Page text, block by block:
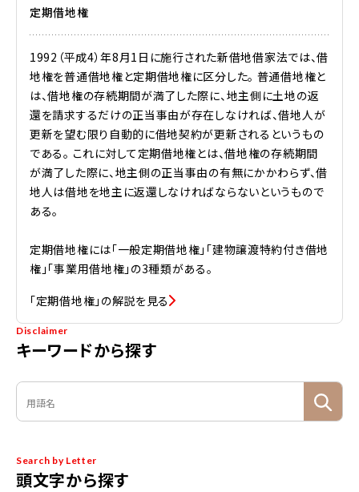
Disclaimer
キーワードから探す
Search by Letter
頭文字から探す
定期借地権
1992（平成4）年8月1日に施行された新借地借家法では、借
地権を普通借地権と定期借地権に区分した。 普通借地権と
は、借地権の存続期間が満了した際に、地主側に土地の返
還を請求するだけの正当事由が存在しなければ、借地人が
更新を望む限り自動的に借地契約が更新されるというもの
である。 これに対して定期借地権とは、借地権の存続期間
が満了した際に、地主側の正当事由の有無にかかわらず、借
地人は借地を地主に返還しなければならないというもので
ある。
定期借地権には「一般定期借地権」「建物譲渡特約付き借地
権」「事業用借地権」の3種類がある。
「定期借地権」の解説を見る